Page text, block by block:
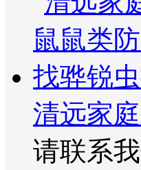
清远家
请联系